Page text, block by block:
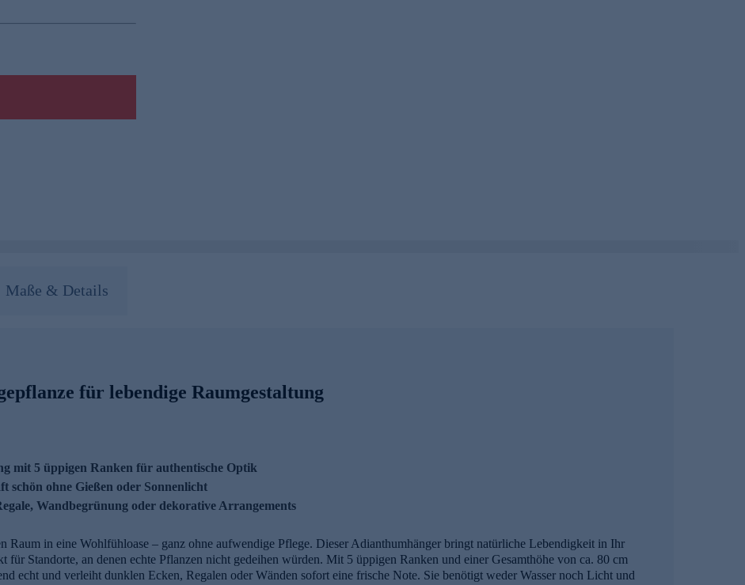
Maße & Details
für lebendige Raumgestaltung
mit 5 üppigen Ranken für authentische Optik
schön ohne Gießen oder Sonnenlicht
Wandbegrünung oder dekorative Arrangements
Raum in eine Wohlfühloase – ganz ohne aufwendige Pflege. Dieser Adianthumhänger bringt natürliche Lebendigkeit in Ihr
für Standorte, an denen echte Pflanzen nicht gedeihen würden. Mit 5 üppigen Ranken und einer Gesamthöhe von ca. 80 cm
echt und verleiht dunklen Ecken, Regalen oder Wänden sofort eine frische Note. Sie benötigt weder Wasser noch Licht und